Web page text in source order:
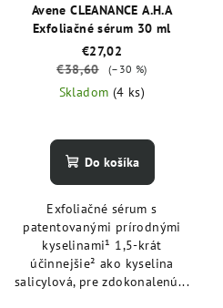
Avene CLEANANCE A.H.A
Exfoliačné sérum 30 ml
€27,02
€38,60
(–30 %)
Skladom (4 ks)
Do košíka
Exfoliačné sérum s
patentovanými prírodnými
kyselinami¹ 1,5-krát
účinnejšie² ako kyselina
salicylová, pre zdokonalenú...